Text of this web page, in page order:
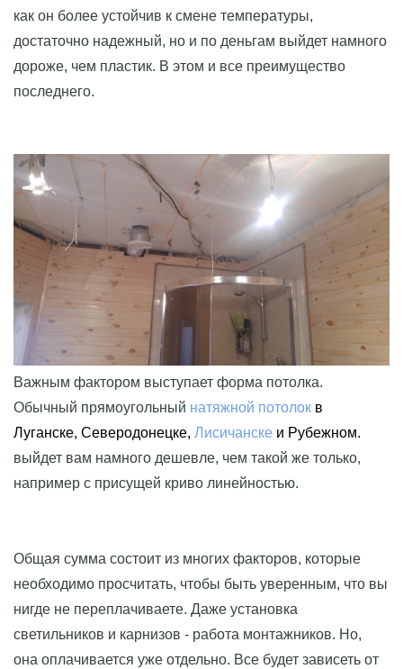
как он более устойчив к смене температуры,
достаточно надежный, но и по деньгам выйдет намного
дороже, чем пластик. В этом и все преимущество
последнего.
Важным фактором выступает форма потолка.
Обычный прямоугольный натяжной потолок в
Луганске, Северодонецке, Лисичанске и Рубежном.
выйдет вам намного дешевле, чем такой же только,
например с присущей криво линейностью.
Общая сумма состоит из многих факторов, которые
необходимо просчитать, чтобы быть уверенным, что вы
нигде не переплачиваете. Даже установка
светильников и карнизов - работа монтажников. Но,
она оплачивается уже отдельно. Все будет зависеть от